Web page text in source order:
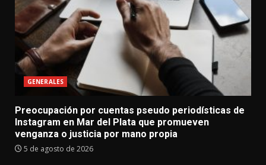
GENERALES
Preocupación por cuentas pseudo periodísticas de
Instagram en Mar del Plata que promueven
venganza o justicia por mano propia
5 de agosto de 2026